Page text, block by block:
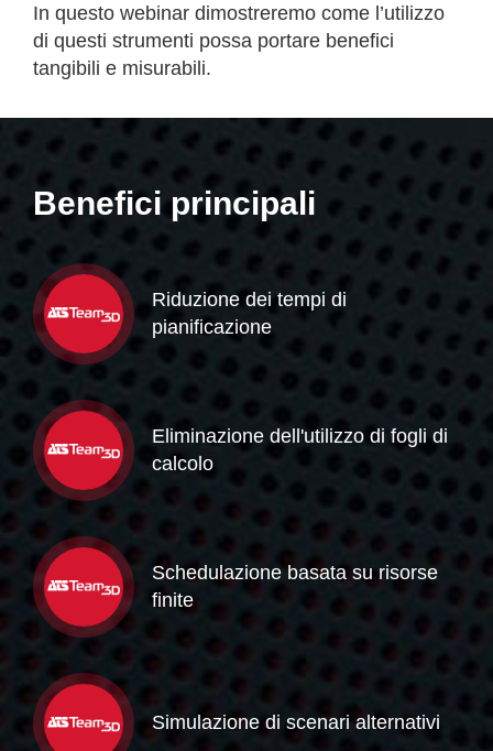
In questo webinar dimostreremo come l’utilizzo
di questi strumenti possa portare benefici
tangibili e misurabili.
Benefici principali
Riduzione dei tempi di
pianificazione
Eliminazione dell'utilizzo di fogli di
calcolo
Schedulazione basata su risorse
finite
Simulazione di scenari alternativi